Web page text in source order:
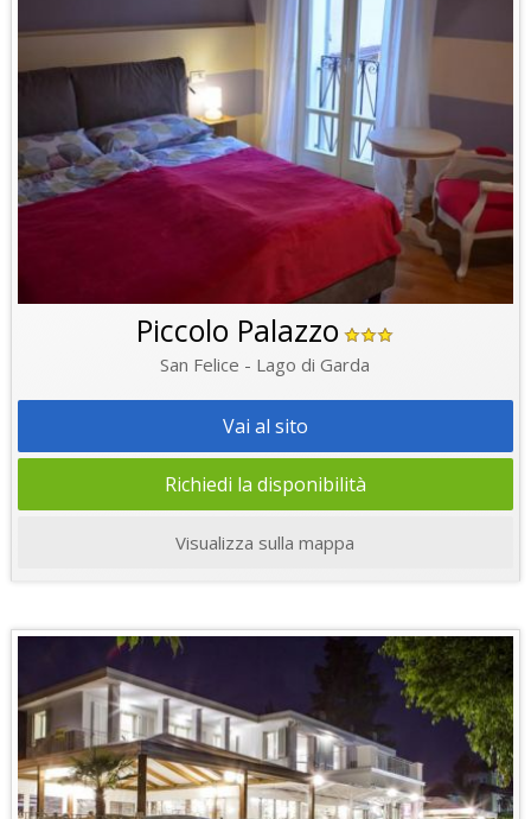
Piccolo Palazzo
San Felice - Lago di Garda
Vai al sito
Richiedi la disponibilità
Visualizza sulla mappa